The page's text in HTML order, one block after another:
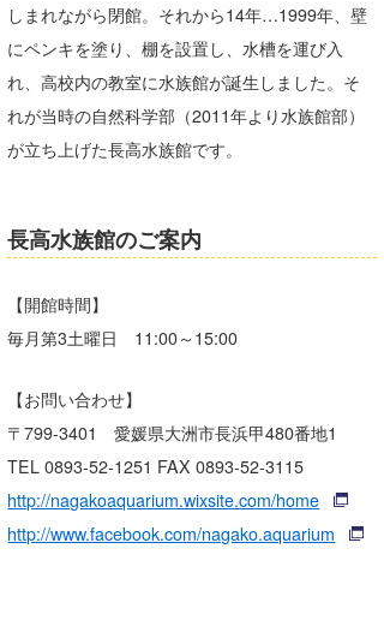
しまれながら閉館。それから14年…1999年、壁
にペンキを塗り、棚を設置し、水槽を運び入
れ、高校内の教室に水族館が誕生しました。そ
れが当時の自然科学部（2011年より水族館部）
が立ち上げた長高水族館です。
長高水族館のご案内
【開館時間】
毎月第3土曜日 11:00～15:00
【お問い合わせ】
〒799-3401 愛媛県大洲市長浜甲480番地1
TEL 0893-52-1251 FAX 0893-52-3115
http://nagakoaquarium.wixsite.com/home
http://www.facebook.com/nagako.aquarium